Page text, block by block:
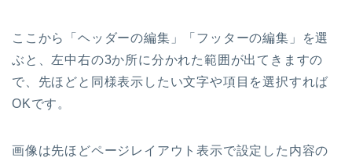
ここから「ヘッダーの編集」「フッターの編集」を選
ぶと、左中右の3か所に分かれた範囲が出てきますの
で、先ほどと同様表示したい文字や項目を選択すれば
OKです。
画像は先ほどページレイアウト表示で設定した内容の